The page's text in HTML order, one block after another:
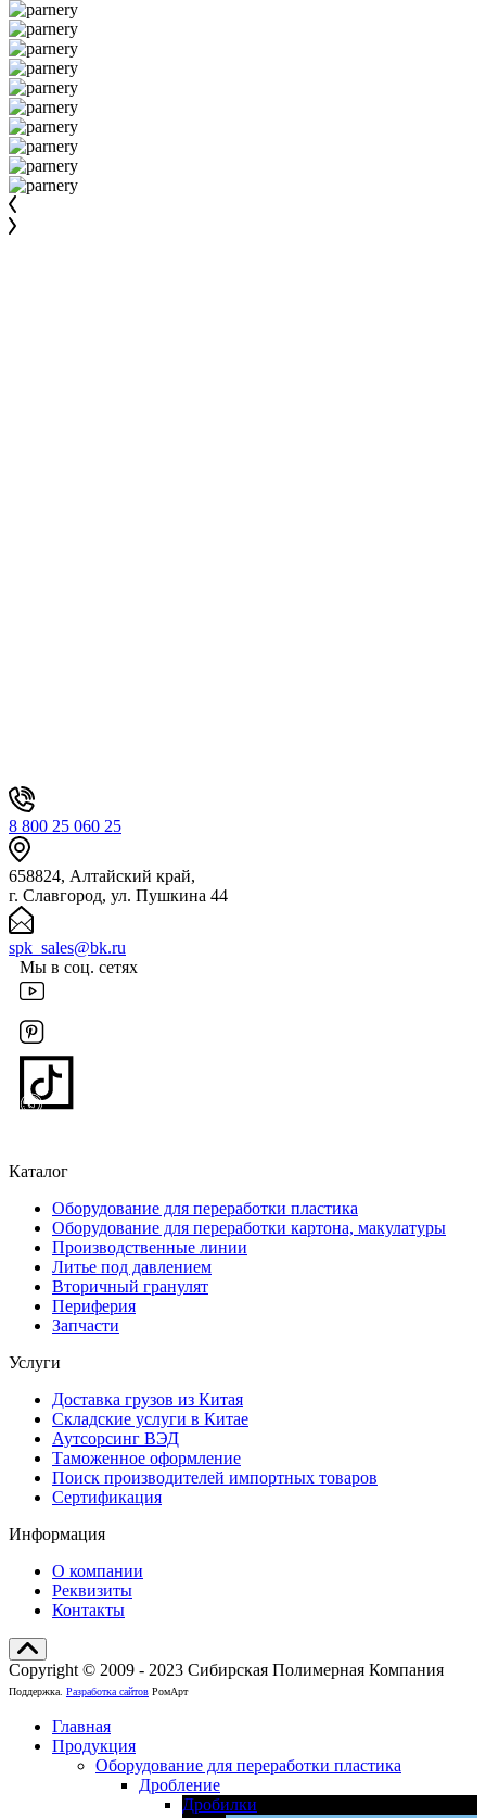
8 800 25 060 25
658824, Алтайский край,
г. Славгород, ул. Пушкина 44
spk_sales@bk.ru
Мы в соц. сетях
Каталог
Оборудование для переработки пластика
Оборудование для переработки картона, макулатуры
Производственные линии
Литье под давлением
Вторичный гранулят
Периферия
Запчасти
Услуги
Доставка грузов из Китая
Складские услуги в Китае
Аутсорсинг ВЭД
Таможенное оформление
Поиск производителей импортных товаров
Сертификация
Информация
О компании
Реквизиты
Контакты
Copyright © 2009 - 2023 Сибирская Полимерная Компания
Поддержка. Разработка сайтов РомАрт
Главная
Продукция
Оборудование для переработки пластика
Дробление
Дробилки